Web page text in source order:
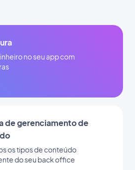
no seu app com
de gerenciamento de
os tipos de conteúdo
do seu back office